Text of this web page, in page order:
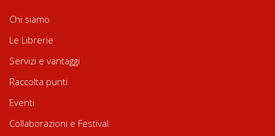
Chi siamo
Le Librerie
Servizi e vantaggi
Raccolta punti
Eventi
Collaborazioni e Festival